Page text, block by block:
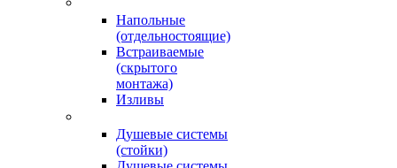
Напольные
(отдельностоящие)
Встраиваемые
(скрытого
монтажа)
Изливы
Душевые системы
(стойки)